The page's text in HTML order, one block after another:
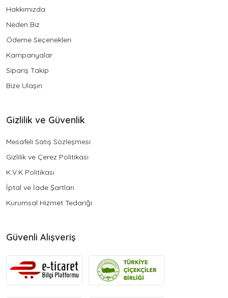
Hakkımızda
Neden Biz
Ödeme Seçenekleri
Kampanyalar
Sipariş Takip
Bize Ulaşın
Gizlilik ve Güvenlik
Mesafeli Satış Sözleşmesi
Gizlilik ve Çerez Politikası
K.V.K Politikası
İptal ve İade Şartları
Kurumsal Hizmet Tedariği
Güvenli Alışveriş